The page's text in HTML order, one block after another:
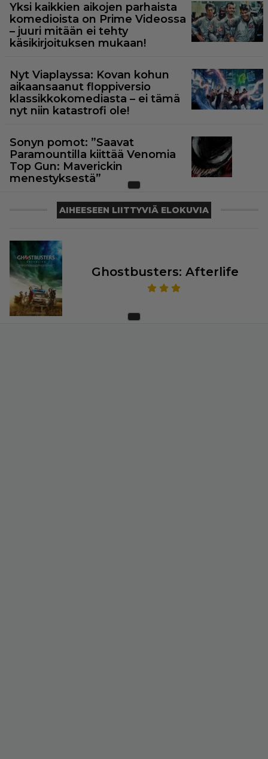
Yksi kaikkien aikojen parhaista
komedioista on Prime Videossa
– juuri mitään ei tehty
käsikirjoituksen mukaan!
Nyt Viaplayssa: Kovan kohun
aikaansaanut floppiversio
klassikkokomediasta – ei tämä
nyt niin katastrofi ole!
Sonyn pomot: ”Saavat
Paramountilla kiittää Venomia
Top Gun: Maverickin
menestyksestä”
AIHEESEEN LIITTYVIÄ ELOKUVIA
Ghostbusters: Afterlife